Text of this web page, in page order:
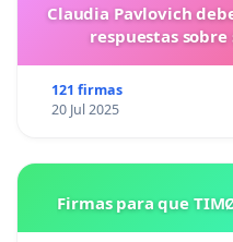
Claudia Pavlovich
respuestas
121 firmas
20 Jul 2025
Firmas para que